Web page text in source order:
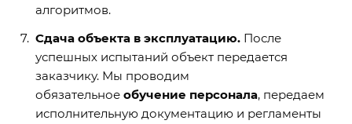
алгоритмов.
Сдача объекта в эксплуатацию. После
успешных испытаний объект передается
заказчику. Мы проводим
обязательное обучение персонала, передаем
исполнительную документацию и регламенты